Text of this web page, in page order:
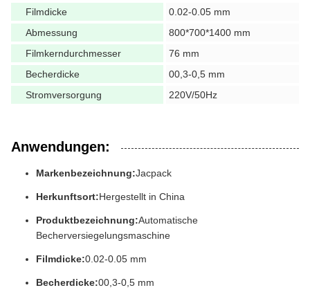
Filmdicke
0.02-0.05 mm
Abmessung
800*700*1400 mm
Filmkerndurchmesser
76 mm
Becherdicke
00,3-0,5 mm
Stromversorgung
220V/50Hz
Anwendungen:
Markenbezeichnung:Jacpack
Herkunftsort:Hergestellt in China
Produktbezeichnung:Automatische
Becherversiegelungsmaschine
Filmdicke:0.02-0.05 mm
Becherdicke:00,3-0,5 mm